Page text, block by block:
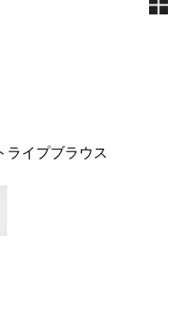
ライプブラウス